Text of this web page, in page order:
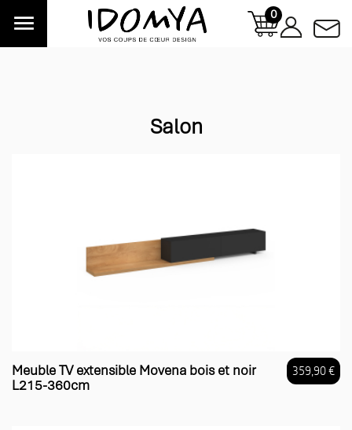
 0
Salon
Meuble TV extensible Movena bois et noir
L215-360cm
Prix
359,90 €